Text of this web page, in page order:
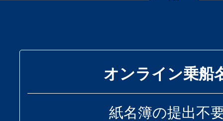
オンライン乗船
紙名簿の提出不